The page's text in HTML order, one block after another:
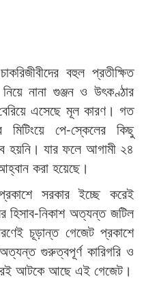
বহুল প্রতীক্ষিত
নানা গুঞ্জন ও উৎকণ্ঠার
এসেছে মূল কারণ। গত
পে-স্কেলের কিছু
হয়নি। যার ফলে আগামী ২৪
করা হয়েছে।
সরকার ইচ্ছে করেই
হিসাব-নিকাশ অত্যন্ত জটিল
চূড়ান্ত গেজেট প্রকাশে
গুরুত্বপূর্ণ কারিগরি ও
আটকে আছে এই গেজেট।